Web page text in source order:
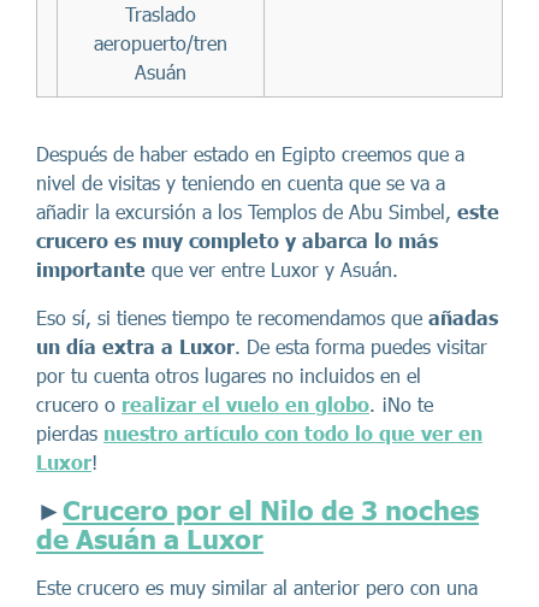
Traslado
aeropuerto/tren
Asuán
Después de haber estado en Egipto creemos que a
nivel de visitas y teniendo en cuenta que se va a
añadir la excursión a los Templos de Abu Simbel, este
crucero es muy completo y abarca lo más
importante que ver entre Luxor y Asuán.
Eso sí, si tienes tiempo te recomendamos que añadas
un día extra a Luxor . De esta forma puedes visitar
por tu cuenta otros lugares no incluidos en el
crucero o realizar el vuelo en globo . ¡No te
pierdas nuestro artículo con todo lo que ver en
Luxor!
►Crucero por el Nilo de 3 noches
de Asuán a Luxor
Este crucero es muy similar al anterior pero con una